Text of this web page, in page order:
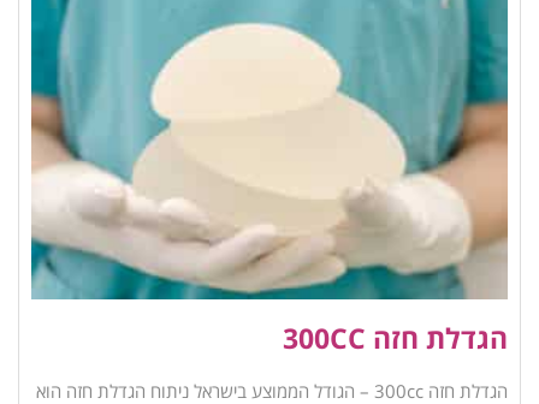
הגדלת חזה 300CC
הגדלת חזה 300cc – הגודל הממוצע בישראל ניתוח הגדלת חזה הוא